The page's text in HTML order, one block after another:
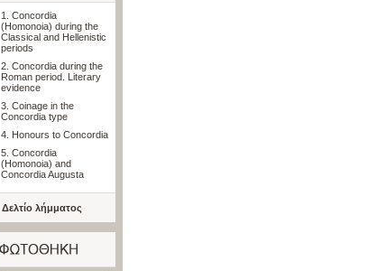
1. Concordia
(Homonoia) during the
Classical and Hellenistic
periods
2. Concordia during the
Roman period. Literary
evidence
3. Coinage in the
Concordia type
4. Honours to Concordia
5. Concordia
(Homonoia) and
Concordia Augusta
Δελτίο λήμματος